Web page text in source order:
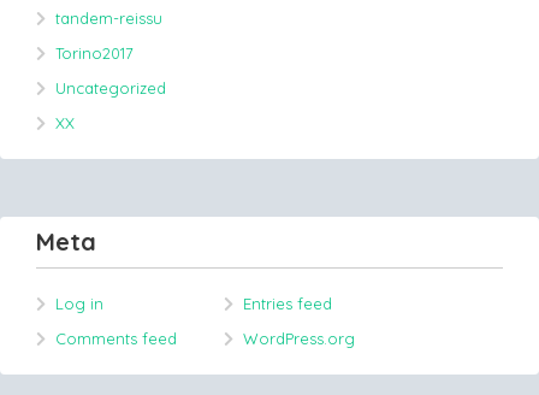
tandem-reissu
Torino2017
Uncategorized
XX
Meta
Log in
Entries feed
Comments feed
WordPress.org